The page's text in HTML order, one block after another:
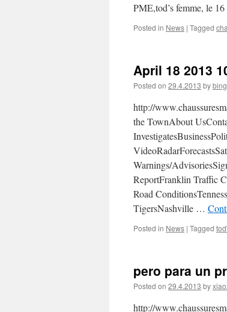
PME,tod’s femme, le
Posted in News | Tagged
April 18 2013
Posted on 29.4.2013 by
http://
the TownAbout
Warnings/
ReportFranklin Traffic
Road
TigersNashville …
Posted in News | Tagged
pero para un
Posted on 29.4.2013 by
http://